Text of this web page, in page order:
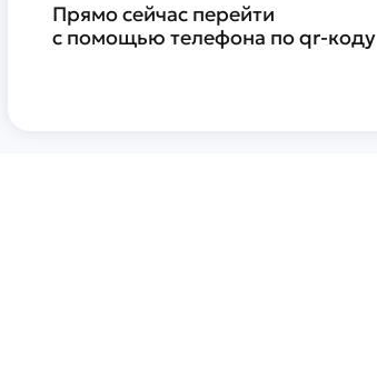
Прямо сейчас перейти
с помощью телефона по qr-коду